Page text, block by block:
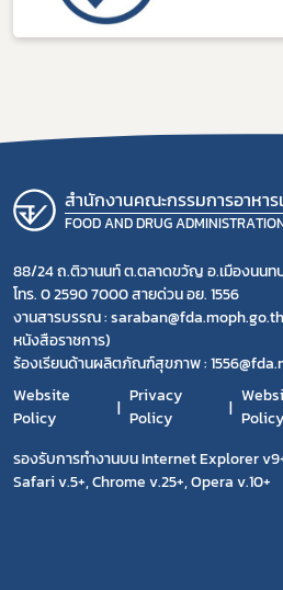
สำนักงานคณะกรรมการอาหาร
FOOD AND DRUG
88/24 ถ.ติวานนท์ ต.ตลาดขวัญ อ.เมืองนนท
โทร. 0 2590 7000 สายด่วน อย. 1556
งานสารบรรณ :
หนังสือราชการ)
ร้องเรียนด้านผลิตภัณฑ์สุขภาพ :
Website
Policy
Privacy
Policy
Policy
รองรับการทำงานบน Internet Explorer
Safari v.5+, Chrome v.25+, Opera v.10+